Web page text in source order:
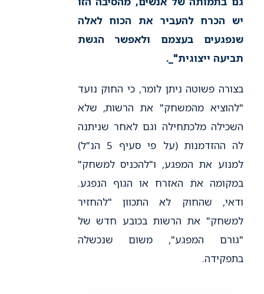
יש הכרח להעביר את הכוח לאלה
שנפגעים בעצמם ולאפשר הגשת
תביעה ייצוגית"_ .
בצורה פשוטה ניתן לומר, כי החוק נועד
"להוציא מהמשחק" את הרשות, שלא
השכילה מלכתחילה וגם לאחר שניתנה
לה ההזדמנות (על פי סעיף 5 הנ"ל)
למנוע את המפגע, ו"להכניס למשחק"
במקומה את האזרח או הגוף הנפגע.
ודאי, שהחוק לא התכוון "להחזיר
למשחק" את הרשות בכובע חדש של
"גורם המפגע", משום שנכשלה
בתפקידה.